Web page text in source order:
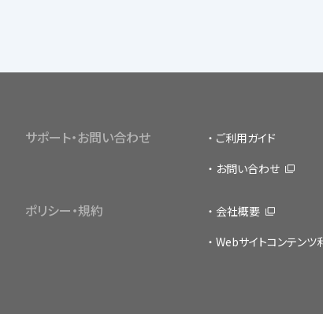
サポート・お問い合わせ ご利用ガイド
お問い合わせ
ポリシー・規約 会社概要
Webサイトコンテンツ